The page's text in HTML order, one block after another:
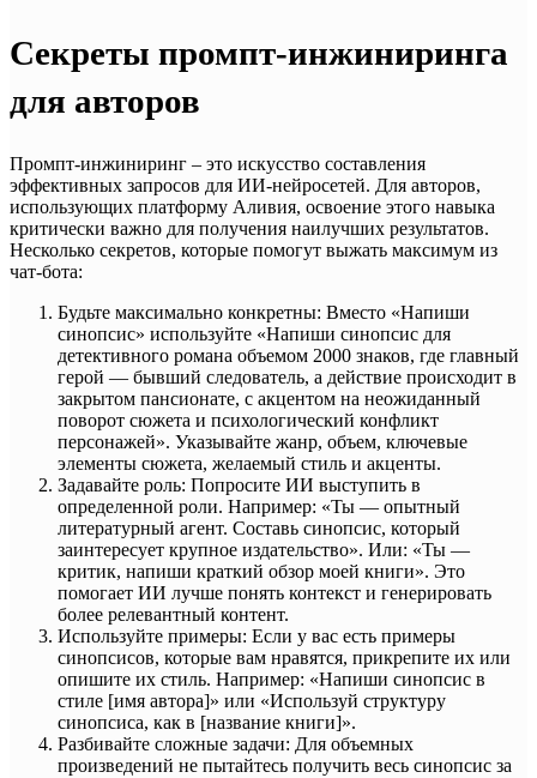
Секреты промпт-инжиниринга
для авторов
Промпт-инжиниринг – это искусство составления
эффективных запросов для ИИ-нейросетей. Для авторов,
использующих платформу Аливия, освоение этого навыка
критически важно для получения наилучших результатов.
Несколько секретов, которые помогут выжать максимум из
чат-бота:
Будьте максимально конкретны: Вместо «Напиши
синопсис» используйте «Напиши синопсис для
детективного романа объемом 2000 знаков, где главный
герой — бывший следователь, а действие происходит в
закрытом пансионате, с акцентом на неожиданный
поворот сюжета и психологический конфликт
персонажей». Указывайте жанр, объем, ключевые
элементы сюжета, желаемый стиль и акценты.
Задавайте роль: Попросите ИИ выступить в
определенной роли. Например: «Ты — опытный
литературный агент. Составь синопсис, который
заинтересует крупное издательство». Или: «Ты —
критик, напиши краткий обзор моей книги». Это
помогает ИИ лучше понять контекст и генерировать
более релевантный контент.
Используйте примеры: Если у вас есть примеры
синопсисов, которые вам нравятся, прикрепите их или
опишите их стиль. Например: «Напиши синопсис в
стиле [имя автора]» или «Используй структуру
синопсиса, как в [название книги]».
Разбивайте сложные задачи: Для объемных
произведений не пытайтесь получить весь синопсис за